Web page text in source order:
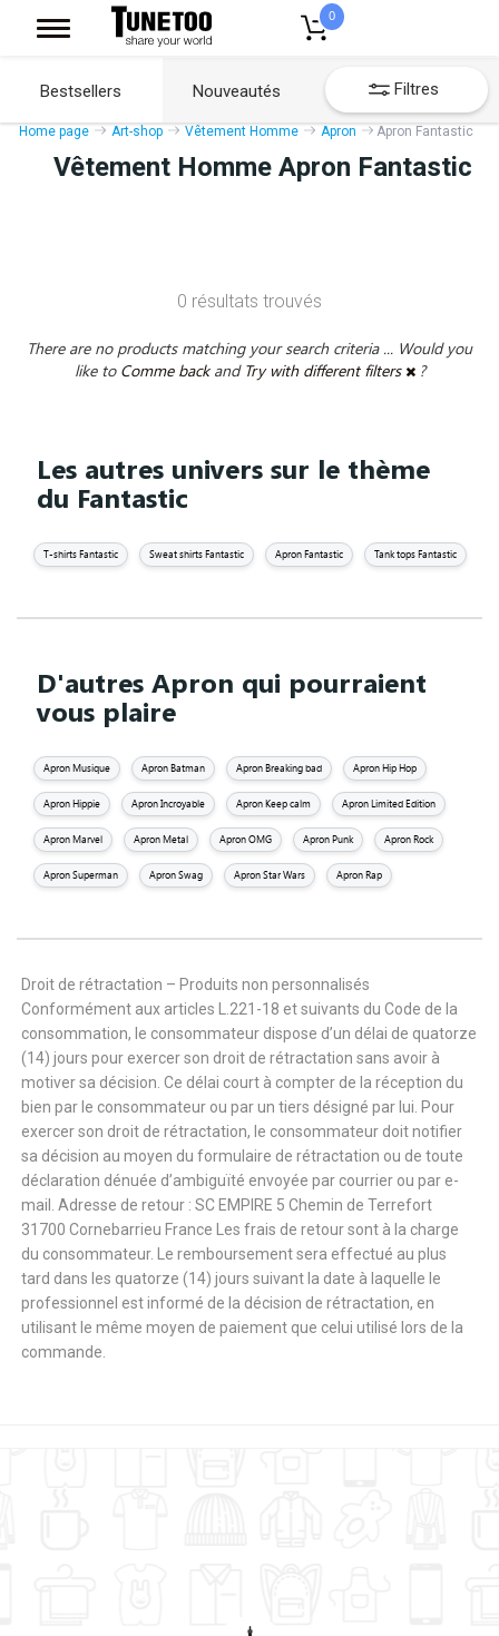
0
Bestsellers Nouveautés Filtres
Home page Art-shop Vêtement Homme Apron Apron Fantastic
Vêtement Homme Apron Fantastic
0 résultats trouvés
There are no products matching your search criteria ... Would you
like to Comme back and Try with different filters ?
Les autres univers sur le thème
du Fantastic
T-shirts Fantastic Sweat shirts Fantastic Apron Fantastic Tank tops Fantastic
D'autres Apron qui pourraient
vous plaire
Apron Musique Apron Batman Apron Breaking bad Apron Hip Hop
Apron Hippie Apron Incroyable Apron Keep calm Apron Limited Edition
Apron Marvel Apron Metal Apron OMG Apron Punk Apron Rock
Apron Superman Apron Swag Apron Star Wars Apron Rap
Droit de rétractation – Produits non personnalisés
Conformément aux articles L.221-18 et suivants du Code de la
consommation, le consommateur dispose d’un délai de quatorze
(14) jours pour exercer son droit de rétractation sans avoir à
motiver sa décision. Ce délai court à compter de la réception du
bien par le consommateur ou par un tiers désigné par lui. Pour
exercer son droit de rétractation, le consommateur doit notifier
sa décision au moyen du formulaire de rétractation ou de toute
déclaration dénuée d’ambiguïté envoyée par courrier ou par e-
mail. Adresse de retour : SC EMPIRE 5 Chemin de Terrefort
31700 Cornebarrieu France Les frais de retour sont à la charge
du consommateur. Le remboursement sera effectué au plus
tard dans les quatorze (14) jours suivant la date à laquelle le
professionnel est informé de la décision de rétractation, en
utilisant le même moyen de paiement que celui utilisé lors de la
commande.